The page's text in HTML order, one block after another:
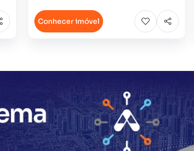
Conhecer imóvel